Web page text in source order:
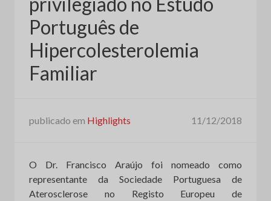
Português de
Hipercolesterolemia
Familiar
publicado em Highlights 11/12/2018
O Dr. Francisco Araújo foi nomeado como
representante da Sociedade Portuguesa de
Aterosclerose no Registo Europeu de